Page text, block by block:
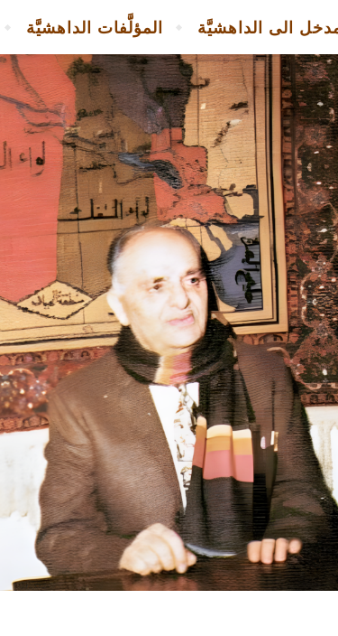
المؤلَّفات الداهشيَّة الى الداهشيَّة